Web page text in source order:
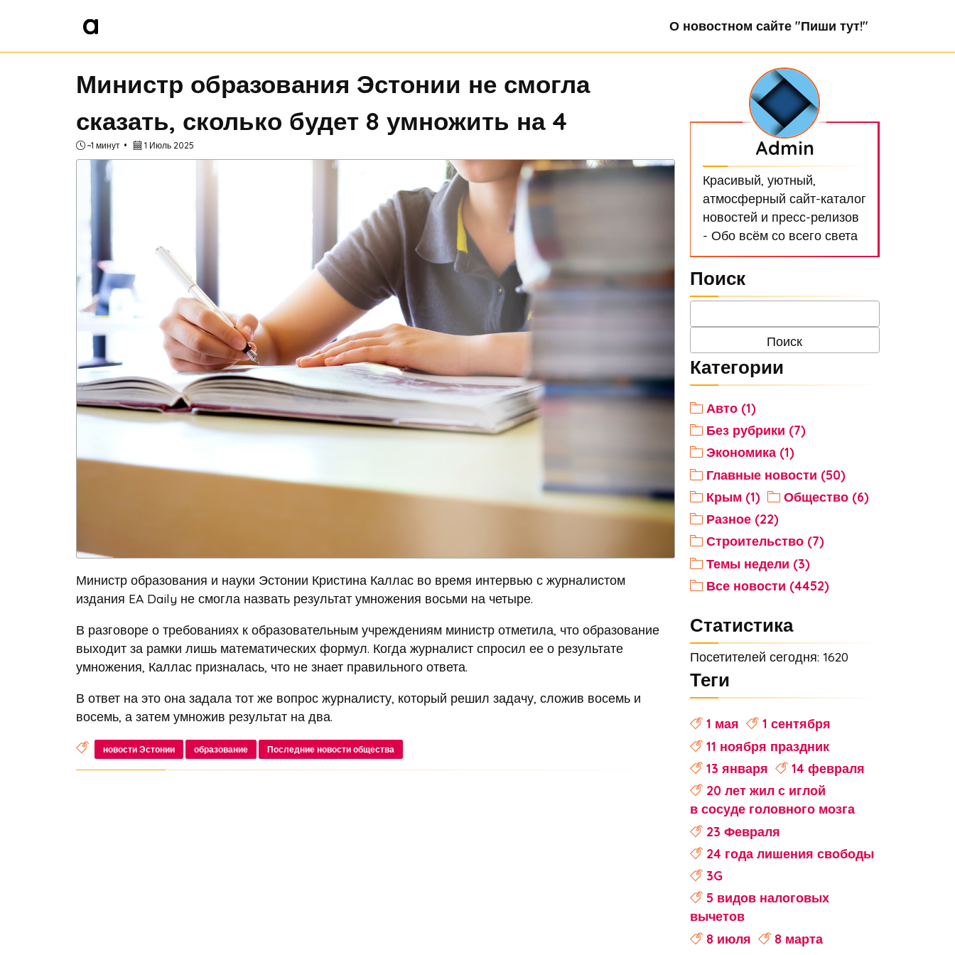
О новостном сайте "Пиши тут!"
Министр образования Эстонии не смогла
сказать, сколько будет 8 умножить на 4
~1 минут 1 Июль 2025
Министр образования и науки Эстонии Кристина Каллас во время интервью с журналистом
издания EA Daily не смогла назвать результат умножения восьми на четыре.
В разговоре о требованиях к образовательным учреждениям министр отметила, что образование
выходит за рамки лишь математических формул. Когда журналист спросил ее о результате
умножения, Каллас призналась, что не знает правильного ответа.
В ответ на это она задала тот же вопрос журналисту, который решил задачу, сложив восемь и
восемь, а затем умножив результат на два.
новости Эстонии образование Последние новости общества
Admin
Красивый, уютный,
атмосферный сайт-каталог
новостей и пресс-релизов
- Обо всём со всего света
Поиск
Категории
Авто (1)
Без рубрики (7)
Экономика (1)
Главные новости (50)
Крым (1)
Общество (6)
Разное (22)
Строительство (7)
Темы недели (3)
Все новости (4452)
Статистика
Посетителей сегодня: 1620
Теги
1 мая
1 сентября
11 ноября праздник
13 января
14 февраля
20 лет жил с иглой
в сосуде головного мозга
23 Февраля
24 года лишения свободы
3G
5 видов налоговых
вычетов
8 июля
8 марта